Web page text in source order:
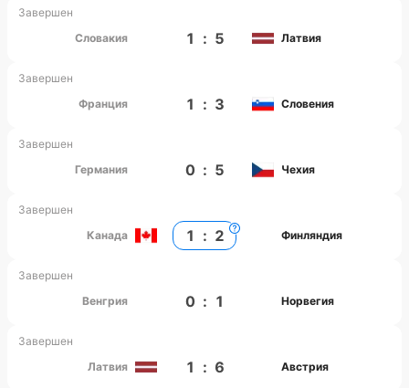
Завершен
Словакия
1 : 5 Латвия
Завершен
Франция
1 : 3 Словения
Завершен
Германия
0 : 5 Чехия
Завершен
Канада
1 : 2 Финляндия
Завершен
Венгрия
0 : 1 Норвегия
Завершен
Латвия
1 : 6 Австрия